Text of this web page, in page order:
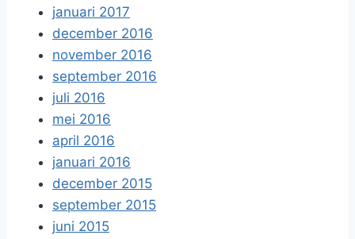
januari 2017
december 2016
november 2016
september 2016
juli 2016
mei 2016
april 2016
januari 2016
december 2015
september 2015
juni 2015